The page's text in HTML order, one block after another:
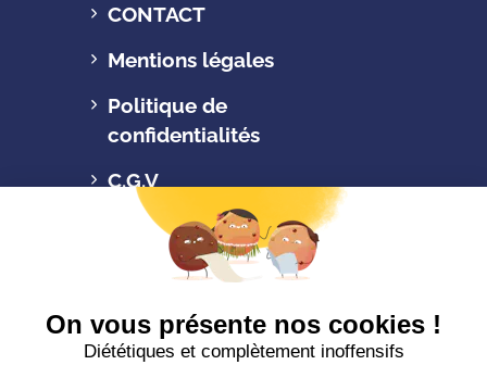
CONTACT
Mentions légales
Politique de
confidentialités
C.G.V
Suivez-nous
CONTACTEZ-NOUS